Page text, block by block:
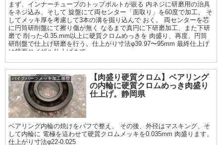
まず、インナーチューブのトップボルトが嵌る 内ネジに研磨用の治具
をネジ込み、そして 旋盤にて両センター「面取り」を60度で加工。 そ
してメッキ厚を考慮して3本の溝を掘り込んで おく。 両センターを芯
に円筒研削盤にて擦り傷が無く なるまで真円に下研磨加工、また下研
磨で 削った-0.35.mm以上に硬質クロムめっきを 肉盛り、再度、円筒
研削盤で仕上げ研磨を行う。仕上がり寸法φ39.97〜95mm 最終仕上げ
は鏡面サイザル仕上げまで。
バイクパーツメッキ加工履歴
【肉盛り硬質クロム】ベアリング
の内輪に硬質クロムめっき肉盛り
仕上げ。静岡県
ベアリング内輪の焼けをバフで整え、 その後、外径はマスキング、そ
して内輪に 電極を這わせて硬質クロムメッキを0.035mm 肉盛ります。
仕上がり寸法φ22-0.025